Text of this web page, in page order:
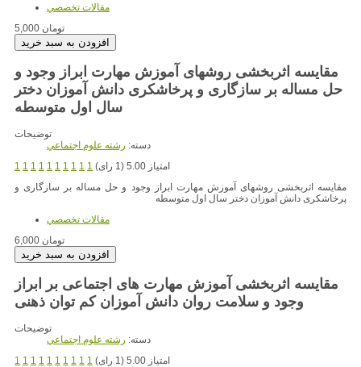
مقالات تخصصي
5,000 تومان
مقایسه اثربخشی روشهای آموزش مهارت ابراز وجود و
حل مساله بر سازگاری و پرخاشکری دانش آموزان دختر
سال اول متوسطه
توضیحات
دسته: رشته علوم اجتماعي
1 1 1 1 1 1 1 1 1 1
امتیاز 5.00 (1 رای)
مقایسه اثربخشی روشهای آموزش مهارت ابراز وجود و حل مساله بر سازگاری و
پرخاشکری دانش آموزان دختر سال اول متوسطه
مقالات تخصصي
6,000 تومان
مقایسه اثربخشی آموزش مهارت های اجتماعی بر ابراز
وجود و سلامت روان دانش آموزان کم توان ذهنی
توضیحات
دسته: رشته علوم اجتماعي
1 1 1 1 1 1 1 1 1 1
امتیاز 5.00 (1 رای)